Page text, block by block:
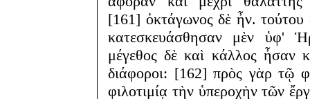
[161] ὀκτάγωνος δὲ ἦν. τούτου
κατεσκευάσθησαν μὲν ὑφ'
μέγεθος δὲ καὶ κάλλος ἦσαν
διάφοροι: [162] πρὸς γὰρ τῷ
φιλοτιμίᾳ τὴν ὑπεροχὴν τῶν